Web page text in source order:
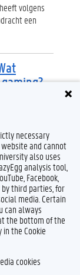
volgens
een
als het
necessary
and cannot
also uses
analysis tool,
Facebook,
by third parties, for
media. Certain
can always
the bottom of the
in the Cookie
cookies